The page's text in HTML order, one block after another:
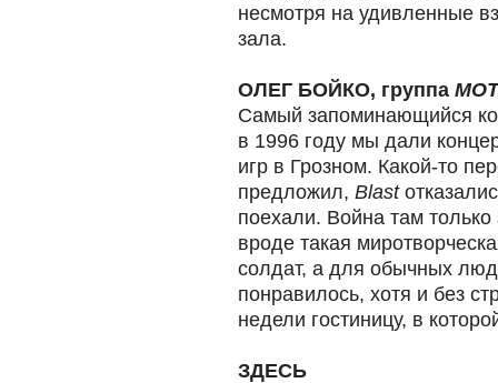
несмотря на удивленные
зала.
ОЛЕГ БОЙКО, группа
Самый запоминающийся
в 1996 году мы дали
игр в Грозном. Какой-то
предложил, Blast
поехали. Война там только
вроде такая
солдат, а для обычных
понравилось, хотя и без
недели гостиницу, в
ЗДЕСЬ